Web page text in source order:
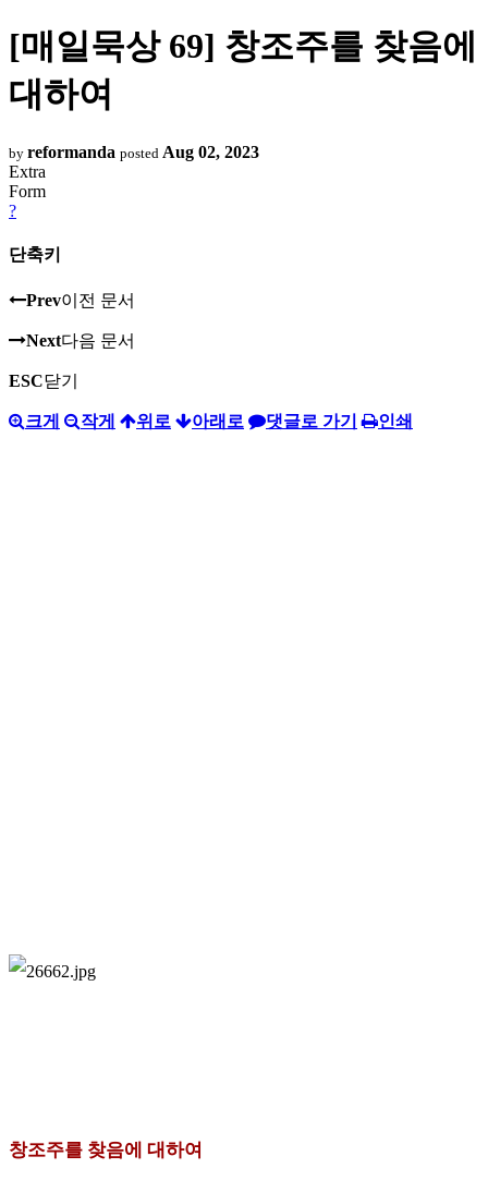
[매일묵상 69] 창조주를 찾음에
대하여
by reformanda posted Aug 02, 2023
Extra
Form
?
단축키
Prev이전 문서
Next다음 문서
ESC닫기
크게 작게 위로 아래로 댓글로 가기 인쇄
창조주를 찾음에 대하여